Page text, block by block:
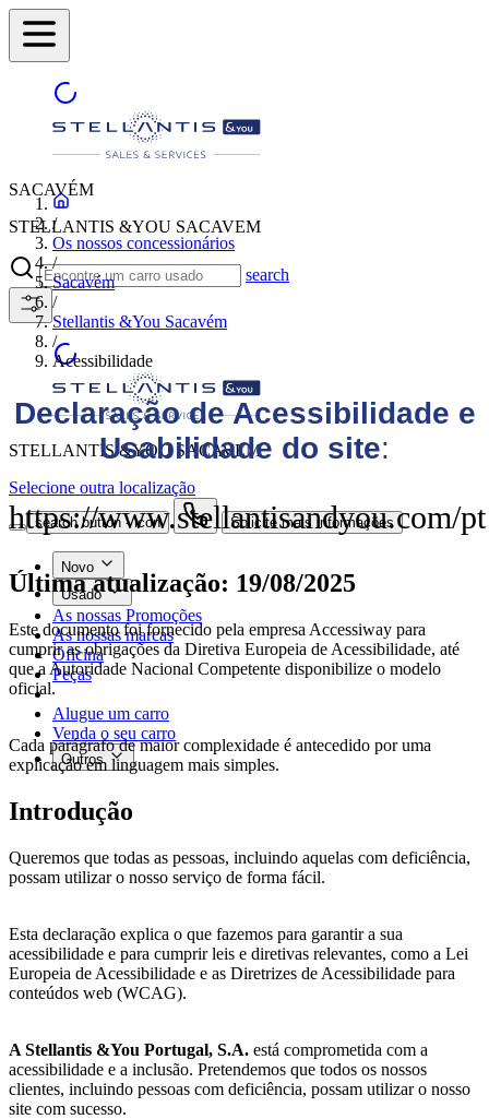
SACAVÉM
STELLANTIS &YOU SACAVEM
search
STELLANTIS &YOU SACAVEM
Selecione outra localização
search button - icon Solicite mais informações
Novo
Usado
As nossas Promoções
As nossas marcas
Oficina
Peças
Alugue um carro
Venda o seu carro
Outros
/
Os nossos concessionários
/
Sacavém
/
Stellantis &You Sacavém
/
Acessibilidade
Declaração de Acessibilidade e
Usabilidade do site:
https://www.stellantisandyou.com/pt
Última atualização: 19/08/2025
Este documento foi fornecido pela empresa Accessiway para
cumprir as obrigações da Diretiva Europeia de Acessibilidade, até
que a Autoridade Nacional Competente disponibilize o modelo
oficial.
Cada parágrafo de maior complexidade é antecedido por uma
explicação em linguagem mais simples.
Introdução
Queremos que todas as pessoas, incluindo aquelas com deficiência,
possam utilizar o nosso serviço de forma fácil.
Esta declaração explica o que fazemos para garantir a sua
acessibilidade e para cumprir leis e diretivas relevantes, como a Lei
Europeia de Acessibilidade e as Diretrizes de Acessibilidade para
conteúdos web (WCAG).
A Stellantis &You Portugal, S.A. está comprometida com a
acessibilidade e a inclusão. Pretendemos que todos os nossos
clientes, incluindo pessoas com deficiência, possam utilizar o nosso
site com sucesso.